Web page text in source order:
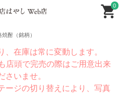
0
焼酎（銘柄）
在庫は常に変動します。
店頭で完売の際はご用意出来
さいませ。
ージの切り替えにより、写真